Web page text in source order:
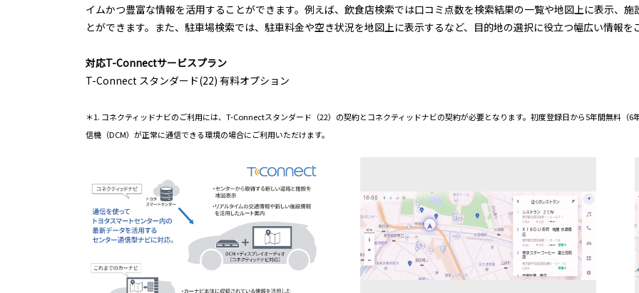
イムかつ豊富な情報を活用することができます。例えば、飲食店検索では口コミ点数を検索結果の一覧や地図上に表示、
とができます。また、駐車場検索では、駐車料金や空き状況を地図上に表示するなど、目的地の選択に役立つ幅広い情報を
対応T-Connectサービスプラン
T-Connect スタンダード(22) 有料オプション
＊1. コネクティッドナビのご利用には、T-Connectスタンダード（22）の契約とコネクティッドナビの契約が必要となります。初度登録日から5年間無料
信機（DCM）が正常に通信できる環境の場合にご利用いただけます。